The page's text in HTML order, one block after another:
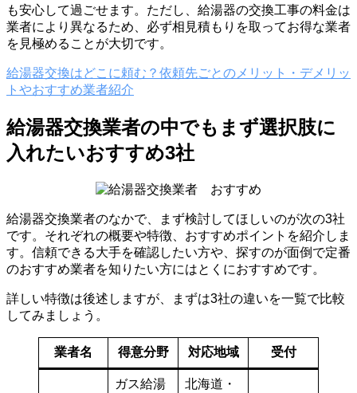
も安心して過ごせます。ただし、給湯器の交換工事の料金は
業者により異なるため、必ず相見積もりを取ってお得な業者
を見極めることが大切です。
給湯器交換はどこに頼む？依頼先ごとのメリット・デメリッ
トやおすすめ業者紹介
給湯器交換業者の中でもまず選択肢に
入れたいおすすめ3社
給湯器交換業者のなかで、まず検討してほしいのが次の3社
です。それぞれの概要や特徴、おすすめポイントを紹介しま
す。信頼できる大手を確認したい方や、探すのが面倒で定番
のおすすめ業者を知りたい方にはとくにおすすめです。
詳しい特徴は後述しますが、まずは3社の違いを一覧で比較
してみましょう。
業者名 得意分野 対応地域 受付
ガス給湯
北海道・